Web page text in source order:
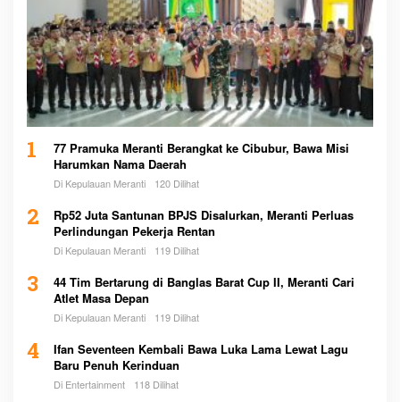
1
77 Pramuka Meranti Berangkat ke Cibubur, Bawa Misi
Harumkan Nama Daerah
Di Kepulauan Meranti 120 Dilihat
2
Rp52 Juta Santunan BPJS Disalurkan, Meranti Perluas
Perlindungan Pekerja Rentan
Di Kepulauan Meranti 119 Dilihat
3
44 Tim Bertarung di Banglas Barat Cup II, Meranti Cari
Atlet Masa Depan
Di Kepulauan Meranti 119 Dilihat
4
Ifan Seventeen Kembali Bawa Luka Lama Lewat Lagu
Baru Penuh Kerinduan
Di Entertainment 118 Dilihat